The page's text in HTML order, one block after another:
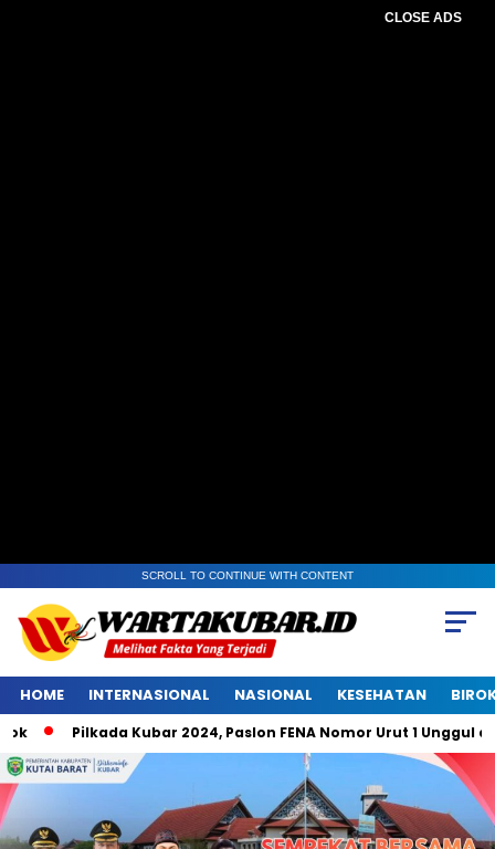
CLOSE ADS
SCROLL TO CONTINUE WITH CONTENT
HOME INTERNASIONAL NASIONAL KESEHATAN
Pilkada Kubar 2024, Paslon FENA Nomor Urut 1 Unggul di